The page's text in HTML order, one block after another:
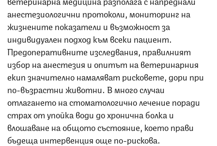
анестезиологични протоколи, мониторинг на
жизнените показатели и възможност за
индивидуален подход към всеки пациент.
Предоперативните изследвания, правилният
избор на анестезия и опитът на ветеринарния
екип значително намаляват рисковете, дори при
по-възрастни животни. В много случаи
отлагането на стоматологично лечение поради
страх от упойка води до хронична болка и
влошаване на общото състояние, което прави
бъдеща интервенция още по-рискова.